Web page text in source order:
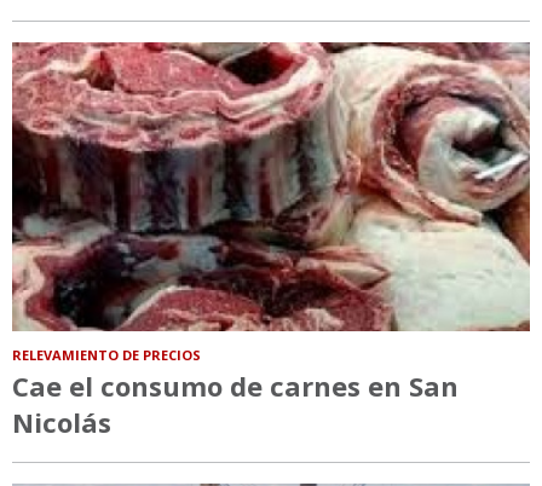
RELEVAMIENTO DE PRECIOS
Cae el consumo de carnes en San
Nicolás